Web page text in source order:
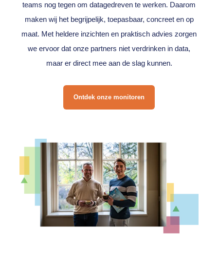
teams nog tegen om datagedreven te werken. Daarom
maken wij het begrijpelijk, toepasbaar, concreet en op
maat. Met heldere inzichten en praktisch advies zorgen
we ervoor dat onze partners niet verdrinken in data,
maar er direct mee aan de slag kunnen.
Ontdek onze monitoren